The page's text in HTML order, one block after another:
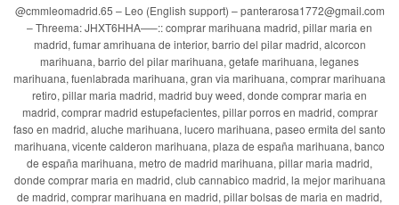
@cmmleomadrid.65 – Leo (English support) – panterarosa1772@gmail.com
– Threema: JHXT6HHA—–:: comprar marihuana madrid, pillar maria en
madrid, fumar amrihuana de interior, barrio del pilar madrid, alcorcon
marihuana, barrio del pilar marihuana, getafe marihuana, leganes
marihuana, fuenlabrada marihuana, gran via marihuana, comprar marihuana
retiro, pillar maria madrid, madrid buy weed, donde comprar maria en
madrid, comprar madrid estupefacientes, pillar porros en madrid, comprar
faso en madrid, aluche marihuana, lucero marihuana, paseo ermita del santo
marihuana, vicente calderon marihuana, plaza de españa marihuana, banco
de españa marihuana, metro de madrid marihuana, pillar maria madrid,
donde comprar maria en madrid, club cannabico madrid, la mejor marihuana
de madrid, comprar marihuana en madrid, pillar bolsas de maria en madrid,